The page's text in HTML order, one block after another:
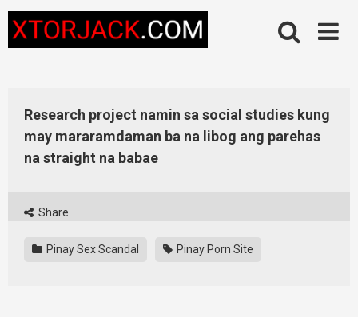
content
Research project namin sa social studies kung
may mararamdaman ba na libog ang parehas
na straight na babae
Share
Pinay Sex Scandal Pinay Porn Site